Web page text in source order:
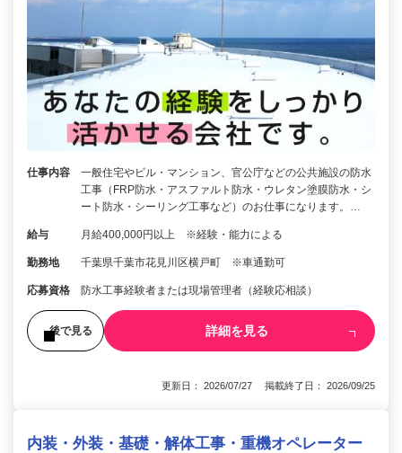
仕事内容
一般住宅やビル・マンション、官公庁などの公共施設の防水
工事（FRP防水・アスファルト防水・ウレタン塗膜防水・シ
ート防水・シーリング工事など）のお仕事になります。…
給与 月給400,000円以上 ※経験・能力による
勤務地 千葉県千葉市花見川区横戸町 ※車通勤可
応募資格 防水工事経験者または現場管理者（経験応相談）
後で見る 詳細を見る
更新日： 2026/07/27 掲載終了日： 2026/09/25
内装・外装・基礎・解体工事・重機オペレーター